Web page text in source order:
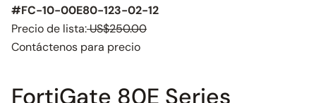
#FC-10-00E80-123-02-12
Precio de lista:US$250.00
Contáctenos para precio
FortiGate 80E Series